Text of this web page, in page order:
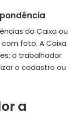
da Caixa ou
foto. A Caixa
o trabalhador
o cadastro ou
a